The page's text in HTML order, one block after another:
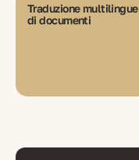
Traduzione multilingue
di documenti